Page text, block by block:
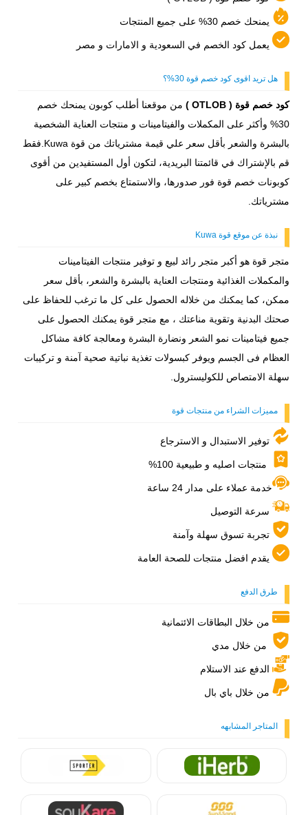
يمنحك خصم 30% على جميع المنتجات
يعمل كود الخصم في السعودية و الامارات و مصر
هل تريد اقوى كود خصم قوة 30%؟
كود خصم قوة ( OTLOB )
من موقعنا أطلب كوبون يمنحك خصم
30% وأكثر على المكملات والفيتامينات و منتجات العناية الشخصية
بالبشرة والشعر بأقل سعر علي قيمة مشترياتك من قوة Kuwa.فقط
قم بالإشتراك في قائمتنا البريدية، لتكون أول المستفيدين من أقوى
كوبونات خصم قوة فور صدورها، والاستمتاع بخصم كبير على
مشترياتك.
نبذة عن موقع قوة Kuwa
متجر قوة هو أكبر متجر رائد لبيع و توفير منتجات الفيتامينات
والمكملات الغذائية ومنتجات العناية بالبشرة والشعر، بأقل سعر
ممكن، كما يمكنك من خلاله الحصول على كل ما ترغب للحفاظ على
صحتك البدنية وتقوية مناعتك ، مع متجر قوة يمكنك الحصول على
جميع فيتامينات نمو الشعر ونضارة البشرة ومعالجة كافة مشاكل
العظام فى الجسم ويوفر كبسولات تغذية نباتية صحية آمنة و تركيبات
سهلة الامتصاص للكوليسترول.
مميزات الشراء من منتجات قوة
توفير الاستبدال و الاسترجاع
منتجات اصليه و طبيعية 100%
خدمة عملاء على مدار 24 ساعة
سرعة التوصيل
تجربة تسوق سهلة وآمنة
يقدم افضل منتجات للصحة العامة
طرق الدفع
من خلال البطاقات الائتمانية
من خلال مدي
الدفع عند الاستلام
من خلال باي بال
المتاجر المشابهه